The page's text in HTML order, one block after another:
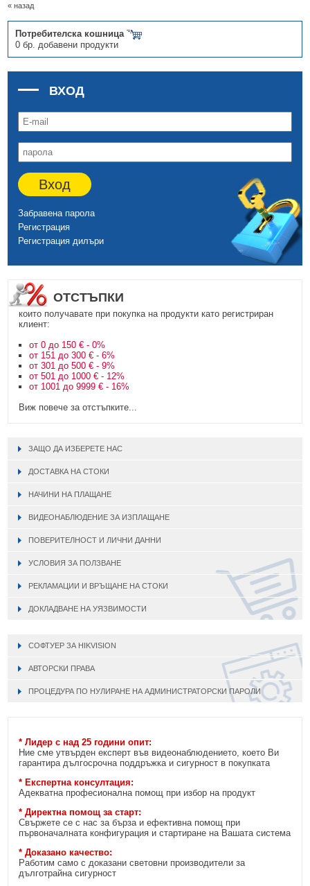
« назад
Потребителска кошница
0 бр. добавени продукти
ВХОД
Вход
Забравена парола
Регистрация
Регистрация дилъри
ОТСТЪПКИ
които получавате при покупка на продукти като регистриран
клиент:
от 0 до 150 € - 0%
от 151 до 300 € - 6%
от 301 до 500 € - 9%
от 501 до 1000 € - 12%
от 1001 до 9999 € - 16%
Виж повече за отстъпките...
ЗАЩО ДА ИЗБЕРЕТЕ НАС
ДОСТАВКА НА СТОКИ
НАЧИНИ НА ПЛАЩАНЕ
ВИДЕОНАБЛЮДЕНИЕ ЗА ИЗПЛАЩАНЕ
ПОВЕРИТЕЛНОСТ И ЛИЧНИ ДАННИ
УСЛОВИЯ ЗА ПОЛЗВАНЕ
РЕКЛАМАЦИИ И ВРЪЩАНЕ НА СТОКИ
ДОКЛАДВАНЕ НА УЯЗВИМОСТИ
СОФТУЕР ЗА HIKVISION
АВТОРСКИ ПРАВА
ПРОЦЕДУРА ПО НУЛИРАНЕ НА АДМИНИСТРАТОРСКИ ПАРОЛИ
* Лидер с над 25 години опит:
Ние сме утвърден експерт във видеонаблюдението, което Ви
гарантира дългосрочна поддръжка и сигурност в покупката
* Експертна консултация:
Адекватна професионална помощ при избор на продукт
* Директна помощ за старт:
Свържете се с нас за бърза и ефективна помощ при
първоначалната конфигурация и стартиране на Вашата система
* Доказано качество:
Работим само с доказани световни производители за
дълготрайна сигурност